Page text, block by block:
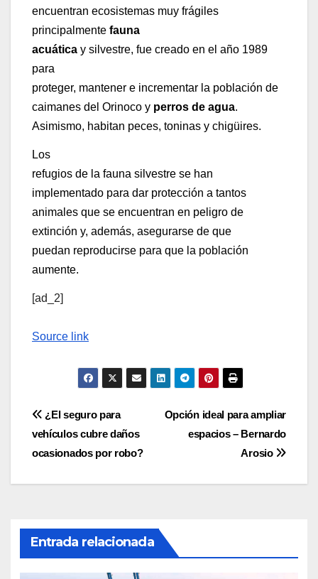
encuentran ecosistemas muy frágiles
principalmente fauna
acuática y silvestre, fue creado en el año 1989
para
proteger, mantener e incrementar la población de
caimanes del Orinoco y perros de agua.
Asimismo, habitan peces, toninas y chigüires.
Los
refugios de la fauna silvestre se han
implementado para dar protección a tantos
animales que se encuentran en peligro de
extinción y, además, asegurarse de que
puedan reproducirse para que la población
aumente.
[ad_2]
Source link
Navegación
de
entradas
Opción ideal para ampliar
espacios – Bernardo
Arosio
¿El seguro para
vehículos cubre daños
ocasionados por robo?
Entrada relacionada